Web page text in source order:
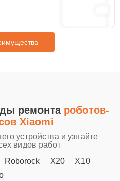
ремонта роботов-
Xiaomi
устройства и узнайте
видов работ
Roborock X20
X10